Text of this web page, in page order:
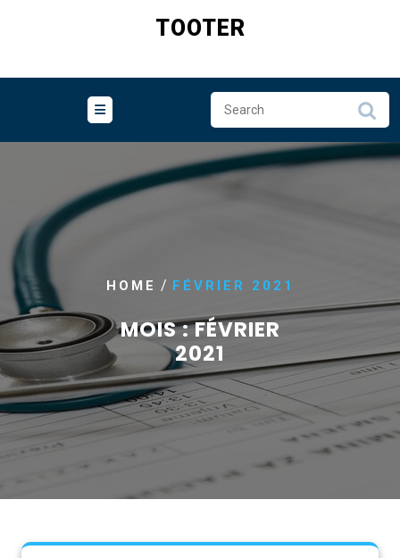
TOOTER
HOME / FÉVRIER 2021
MOIS :FÉVRIER
2021